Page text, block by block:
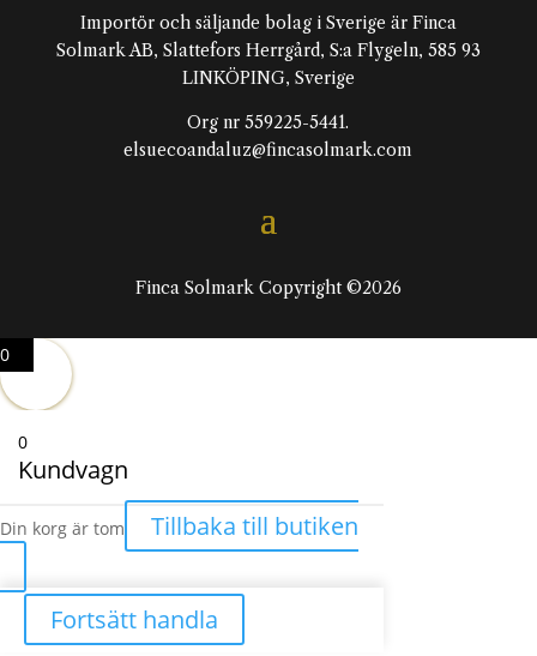
Importör och säljande bolag i Sverige är Finca
Solmark AB, Slattefors Herrgård, S:a Flygeln, 585 93
LINKÖPING, Sverige
Org nr 559225-5441.
elsuecoandaluz@fincasolmark.com
Finca Solmark Copyright ©2026
0
0
Kundvagn
Din korg är tom Tillbaka till butiken
Fortsätt handla